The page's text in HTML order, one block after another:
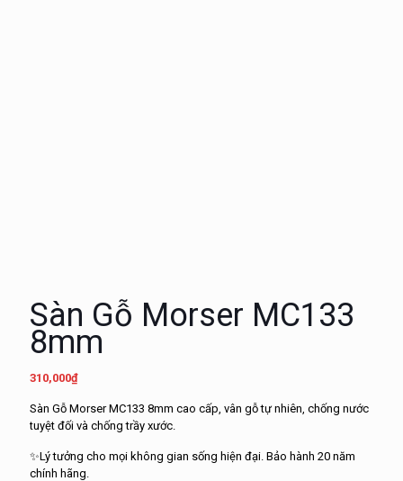
Sàn Gỗ Morser MC133
8mm
310,000₫
Sàn Gỗ Morser MC133 8mm cao cấp, vân gỗ tự nhiên, chống nước
tuyệt đối và chốngtrầy xước.
✨Lý tưởng cho mọi không gian sống hiện đại. Bảo hành 20 năm
chính hãng.